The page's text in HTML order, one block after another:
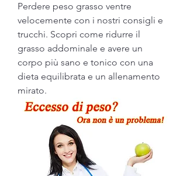
Perdere peso grasso ventre
velocemente con i nostri consigli e
trucchi. Scopri come ridurre il
grasso addominale e avere un
corpo più sano e tonico con una
dieta equilibrata e un allenamento
mirato.